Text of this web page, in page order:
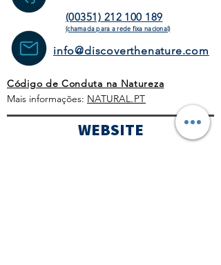
(00351) 212 100 189
(chamada para a rede fixa nacional)
info@discoverthenature.com
Código de Conduta na Natureza
Mais informações: NATURAL.PT
WEBSITE